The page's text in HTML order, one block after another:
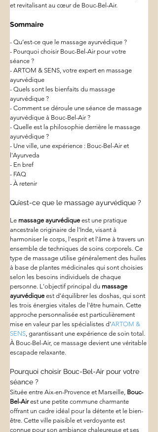
et revitalisant au cœur de Bouc-Bel-Air.
Sommaire
- Qu’est-ce que le massage ayurvédique ?
- Pourquoi choisir Bouc-Bel-Air pour votre
séance ?
- ARTOM & SENS, votre expert en massage
ayurvédique
- Quels sont les bienfaits du massage
ayurvédique ?
- Comment se déroule une séance de massage
ayurvédique à Bouc-Bel-Air ?
- Quelle est la philosophie derrière le massage
ayurvédique ?
- Une ville, une expérience : Bouc-Bel-Air et
l'Ayurveda
- En bref
- FAQ
- À retenir
Qu’est-ce que le massage ayurvédique ?
Le massage ayurvédique est une pratique
ancestrale originaire de l'Inde, visant à
harmoniser le corps, l'esprit et l'âme à travers un
ensemble de techniques de soins corporels. Ce
type de massage utilise généralement des huiles
à base de plantes médicinales qui sont choisies
selon les besoins individuels de chaque
personne. L'objectif principal du massage
ayurvédique est d'équilibrer les doshas, qui sont
les trois énergies vitales de l'être humain. Cette
approche personnalisée est particulièrement
mise en valeur par les spécialistes d'ARTOM &
SENS, garantissant une expérience de soin total.
À Bouc-Bel-Air, ce massage devient une véritable
escapade relaxante.
Pourquoi choisir Bouc-Bel-Air pour votre
séance ?
Située entre Aix-en-Provence et Marseille, Bouc-
Bel-Air est une petite commune charmante
offrant un cadre idéal pour la détente et le bien-
être. Cette ville paisible et verdoyante est
connue pour son ambiance chaleureuse et ses